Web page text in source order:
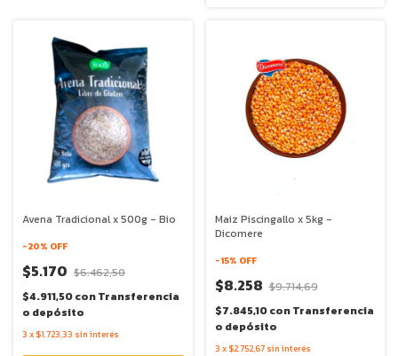
Avena Tradicional x 500g - Bio
-20% OFF
$5.170 $6.462,50
$4.911,50conTransferencia
o depósito
3 x $1.723,33 sin interés
Maiz Piscingallo x 5kg -
Dicomere
-15% OFF
$8.258 $9.714,69
$7.845,10conTransferencia
o depósito
3 x $2.752,67 sin interés